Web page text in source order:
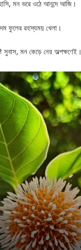
মন ভরে ওঠে আনন্দে আজি।
ফুলের রহস্যময় খেলা।
সুবাস, মন কেড়ে নেয় অল্পক্ষণেই।